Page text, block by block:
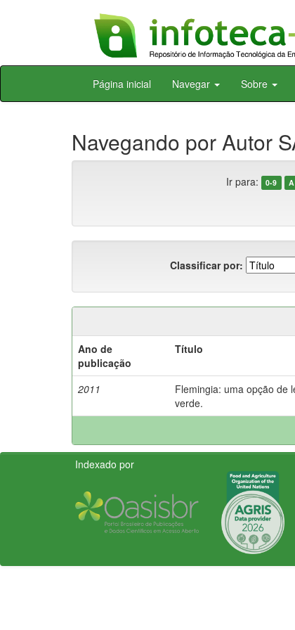
Skip
Página inicial Navegar Sobre
Navegando por Autor
Ir para: 0-9 A
Classificar por:
Ano de
publicação
Título
2011
Flemingia: uma opção de
verde.
Indexado por